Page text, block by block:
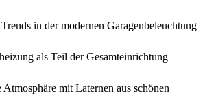
in der modernen Garagenbeleuchtung
als Teil der Gesamteinrichtung
mit Laternen aus schönen